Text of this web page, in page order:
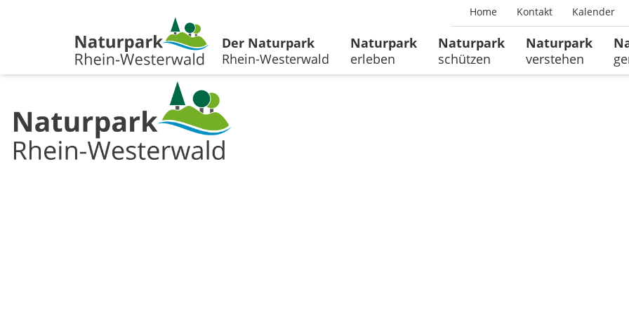
Home Kontakt Kalender
Der Naturpark
Rhein-Westerwald
Naturpark
erleben
Naturpark
schützen
Naturpark
verstehen